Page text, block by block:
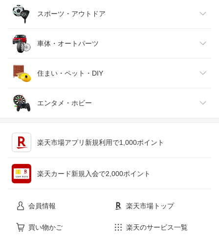
バッグ・小物・ブランド雑貨
靴
腕時計
ジュエリー・アクセサリー
ワイン
日本酒・焼酎
おもちゃ
家電
TV・オーディオ・カメラ
スマートフォン・タブレット
パソコン・周辺機器
スポーツ・アウトドア
スポーツ・アウトドア
ゴルフ
車体・オートパーツ
車用品・バイク用品
車・バイク
住まい・ペット・DIY
インテリア・寝具・収納
エンタメ・ホビー
楽天市場アプリ新規利用で1,000ポイント
楽天カード新規入会で2,000ポイント
会員情報 楽天市場トップ
買い物かご 楽天のサービス一覧